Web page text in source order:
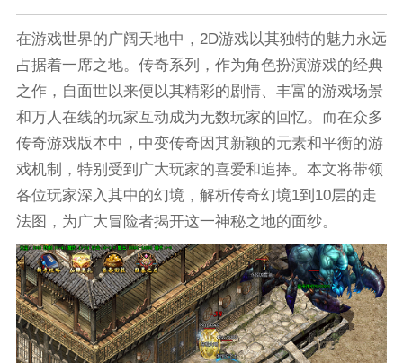
在游戏世界的广阔天地中，2D游戏以其独特的魅力永远
占据着一席之地。传奇系列，作为角色扮演游戏的经典
之作，自面世以来便以其精彩的剧情、丰富的游戏场景
和万人在线的玩家互动成为无数玩家的回忆。而在众多
传奇游戏版本中，中变传奇因其新颖的元素和平衡的游
戏机制，特别受到广大玩家的喜爱和追捧。本文将带领
各位玩家深入其中的幻境，解析传奇幻境1到10层的走
法图，为广大冒险者揭开这一神秘之地的面纱。